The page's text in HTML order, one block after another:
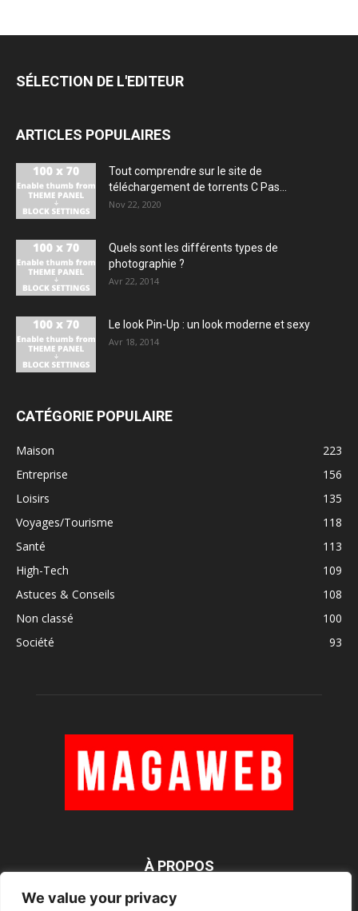
We value your privacy
SÉLECTION DE L'EDITEUR
ARTICLES POPULAIRES
Tout comprendre sur le site de
téléchargement de torrents C Pas...
Nov 22, 2020
Quels sont les différents types de
photographie ?
Avr 22, 2014
Le look Pin-Up : un look moderne et sexy
Avr 18, 2014
CATÉGORIE POPULAIRE
Maison
223
Entreprise
156
Loisirs
135
Voyages/Tourisme
118
Santé
113
High-Tech
109
Astuces & Conseils
108
Non classé
100
Société
93
À PROPOS